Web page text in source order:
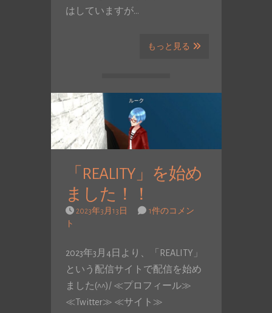
はしていますが…
もっと見る
「REALITY」を始め
ました！！
2023年3月13日
1件のコメン
ト
2023年3月4日より、「REALITY」
という配信サイトで配信を始め
ました(^^)/ ≪プロフィール≫
≪Twitter≫ ≪サイト≫